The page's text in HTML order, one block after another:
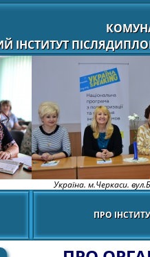
ІНСТИТУТ
Україна. м.Черкаси.
ПРО